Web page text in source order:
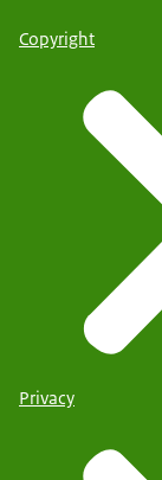
Copyright
Privacy